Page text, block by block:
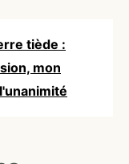
tiède :
mon